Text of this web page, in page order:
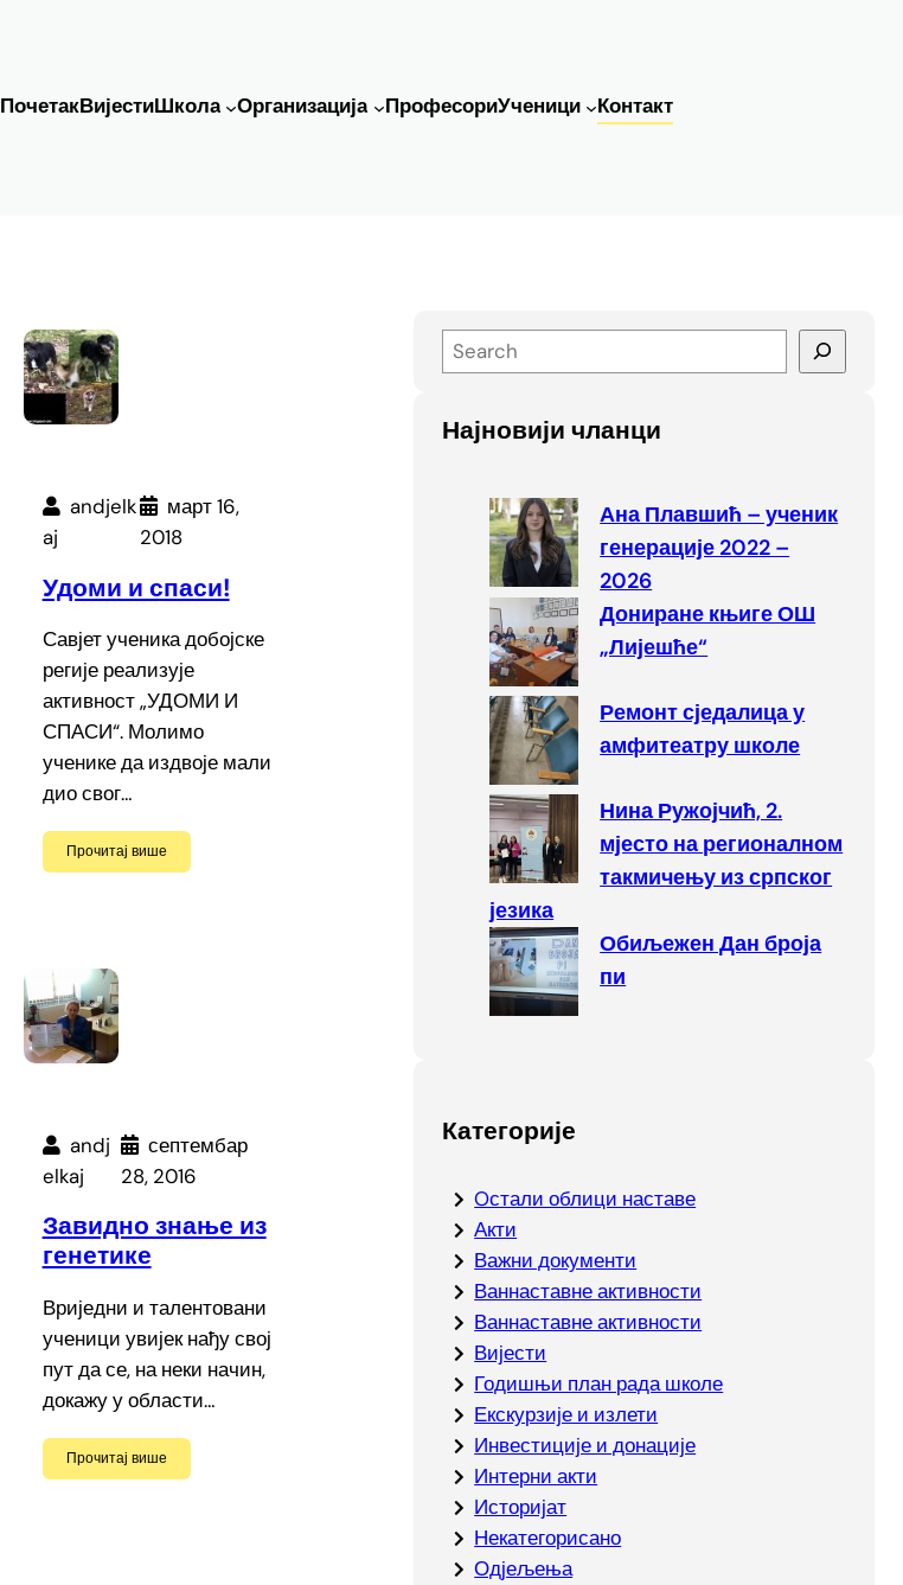
ПочетакВијестиШкола Организација ПрофесориУченици Контакт
andjelk
aj
март 16,
2018
Удоми и спаси!
Савјет ученика добојске
регије реализује
активност „УДОМИ И
СПАСИ“. Молимо
ученике да издвоје мали
дио свог…
Прочитај више
andj
elkaj
септембар
28, 2016
Завидно знање из
генетике
Вриједни и талентовани
ученици увијек нађу свој
пут да се, на неки начин,
докажу у области…
Прочитај више
e
r
Најновији чланци
Ана Плавшић – ученик
генерације 2022 –
2026
Дониране књиге ОШ
„Лијешће“
Ремонт сједалица у
амфитеатру школе
Нина Ружојчић, 2.
мјесто на регионалном
такмичењу из српског
језика
Обиљежен Дан броја
пи
Категорије
Oстали облици наставе
Акти
Важни документи
Ваннаставне активности
Ваннаставне активности
Вијести
Годишњи план рада школе
Екскурзије и излети
Инвестиције и донације
Интерни акти
Историјат
Некатегорисано
Одјељења